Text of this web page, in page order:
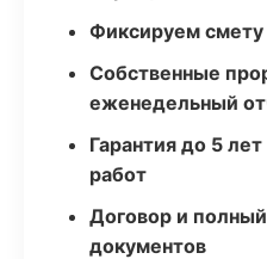
Фиксируем смету
Собственные
еженедельный
Гарантия до 5
работ
Договор и
документов